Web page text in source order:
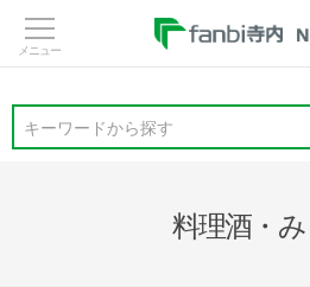
キーワードから探す
料理酒・